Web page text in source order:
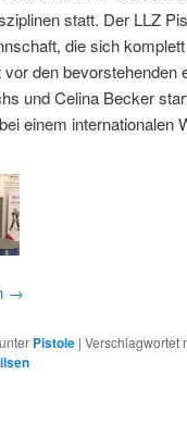
statt. Der LLZ
die sich
vor den bevorstehenden
und Celina Becker
einem internationalen
→
Pistole | Verschlagwortet